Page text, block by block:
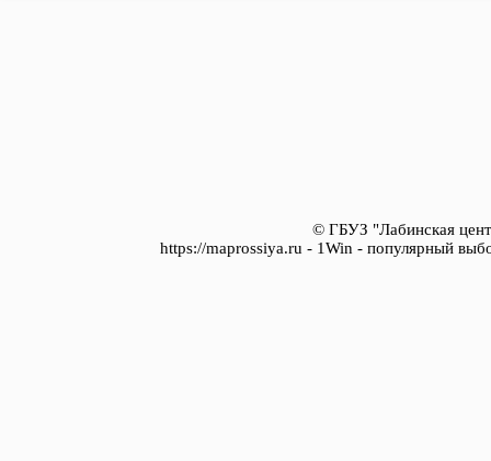
© ГБУЗ "Лабинская
https://maprossiya.ru - 1Win - популярный